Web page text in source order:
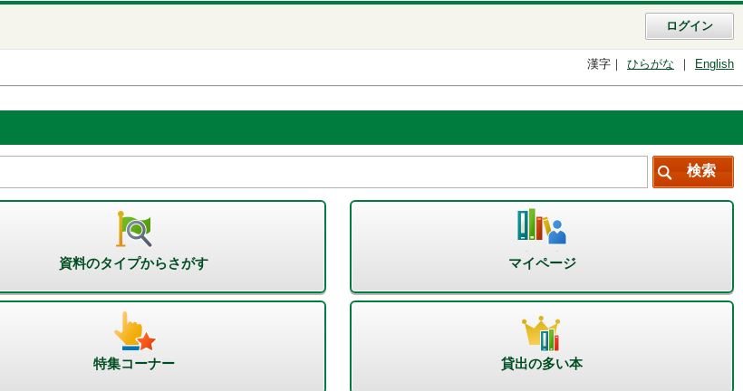
ログイン
漢字 ひらがな English
資料のタイプからさがす マイページ
特集コーナー 貸出の多い本